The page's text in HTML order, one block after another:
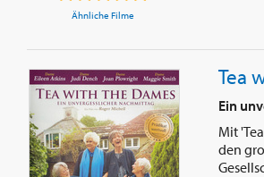
Ähnliche Filme
Tea
Ein
Mit
den